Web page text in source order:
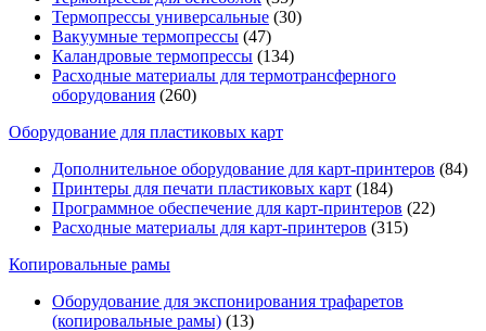
Термопрессы универсальные (30)
Вакуумные термопрессы (47)
Каландровые термопрессы (134)
Расходные материалы для термотрансферного
оборудования (260)
Оборудование для пластиковых карт
Дополнительное оборудование для карт-принтеров (84)
Принтеры для печати пластиковых карт (184)
Программное обеспечение для карт-принтеров (22)
Расходные материалы для карт-принтеров (315)
Копировальные рамы
Оборудование для экспонирования трафаретов
(копировальные рамы) (13)